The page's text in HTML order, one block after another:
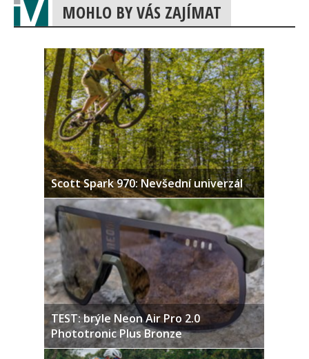
MOHLO BY VÁS ZAJÍMAT
Scott Spark 970: Nevšední univerzál
TEST: brýle Neon Air Pro 2.0
Phototronic Plus Bronze